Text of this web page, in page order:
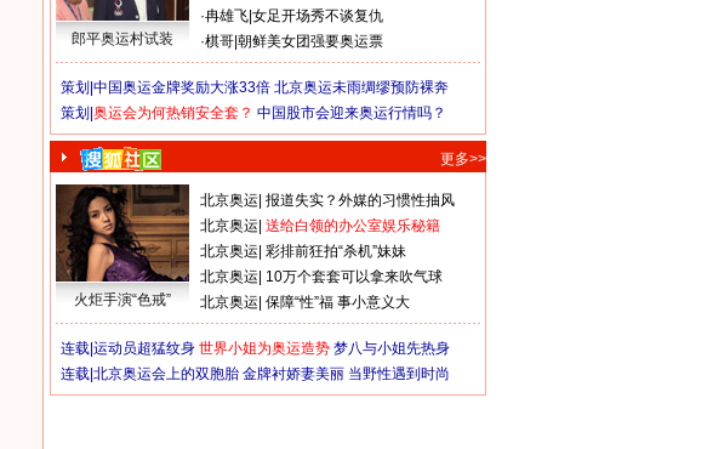
郎平奥运村试装
·冉雄飞 女足开场秀不谈复仇
·棋哥 朝鲜美女团强要奥运票
策划| 中国奥运金牌奖励大涨33倍 北京奥运未雨绸缪预防裸奔
策划| 奥运会为何热销安全套？ 中国股市会迎来奥运行情吗？
更多>>
火炬手演“色戒”
北京奥运 报道失实？外媒的习惯性抽风
北京奥运 送给白领的办公室娱乐秘籍
北京奥运 彩排前狂拍“杀机”妹妹
北京奥运 10万个套套可以拿来吹气球
北京奥运 保障“性”福 事小意义大
连载| 运动员超猛纹身 世界小姐为奥运造势 梦八与小姐先热身
连载| 北京奥运会上的双胞胎 金牌衬娇妻美丽 当野性遇到时尚